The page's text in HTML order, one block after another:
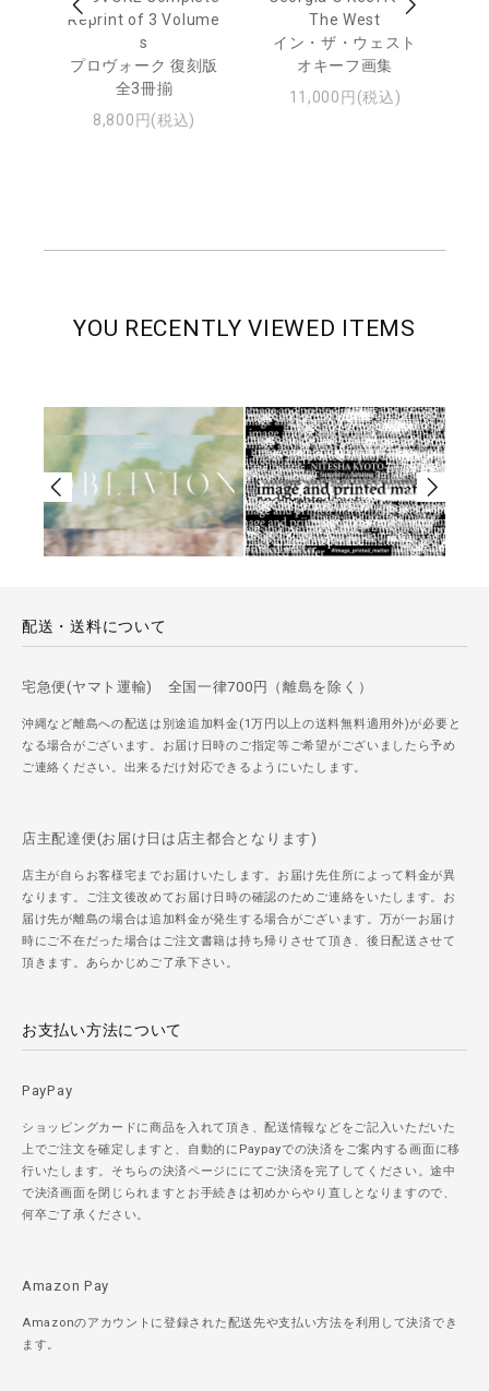
Reprint of 3 Volume
s
プロヴォーク 復刻版
全3冊揃
8,800円(税込)
The West
イン・ザ・ウェスト
オキーフ画集
11,000円(税込)
YOU RECENTLY VIEWED ITEMS
配送・送料について
宅急便(ヤマト運輸) 全国一律700円（離島を除く）
沖縄など離島への配送は別途追加料金(1万円以上の送料無料適用外)が必要と
なる場合がございます。お届け日時のご指定等ご希望がございましたら予め
ご連絡ください。出来るだけ対応できるようにいたします。
店主配達便(お届け日は店主都合となります)
店主が自らお客様宅までお届けいたします。お届け先住所によって料金が異
なります。ご注文後改めてお届け日時の確認のためご連絡をいたします。お
届け先が離島の場合は追加料金が発生する場合がございます。万が一お届け
時にご不在だった場合はご注文書籍は持ち帰りさせて頂き、後日配送させて
頂きます。あらかじめご了承下さい。
お支払い方法について
PayPay
ショッピングカードに商品を入れて頂き、配送情報などをご記入いただいた
上でご注文を確定しますと、自動的にPaypayでの決済をご案内する画面に移
行いたします。そちらの決済ページににてご決済を完了してください。途中
で決済画面を閉じられますとお手続きは初めからやり直しとなりますので、
何卒ご了承ください。
Amazon Pay
Amazonのアカウントに登録された配送先や支払い方法を利用して決済でき
ます。